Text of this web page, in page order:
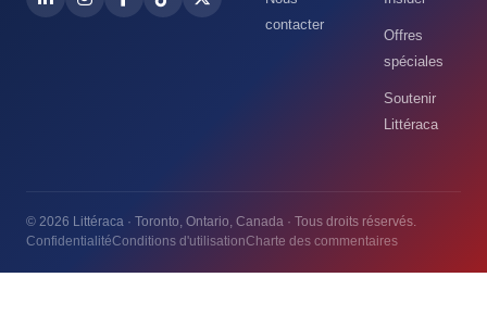
contacter
Offres
spéciales
Soutenir
Littéraca
© 2026 Littéraca · Toronto, Ontario, Canada · Tous droits réservés.
ConfidentialitéConditions d'utilisationCharte des commentaires